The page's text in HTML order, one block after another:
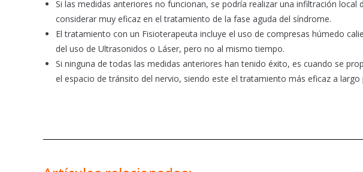
Si las medidas anteriores no funcionan, se podría realizar una infiltración local
considerar muy eficaz en el tratamiento de la fase aguda del síndrome.
El tratamiento con un Fisioterapeuta incluye el uso de compresas húmedo
del uso de Ultrasonidos o Láser, pero no al mismo tiempo.
Si ninguna de todas las medidas anteriores han tenido éxito, es cuando se
el espacio de tránsito del nervio, siendo este el tratamiento más eficaz a largo